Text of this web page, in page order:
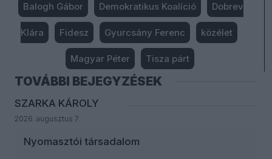
Balogh Gábor Demokratikus Koalíció Dobrev
Klára Fidesz Gyurcsány Ferenc közélet
Magyar Péter Tisza párt
TOVÁBBI BEJEGYZÉSEK
SZARKA KÁROLY
2026. augusztus 7.
Nyomasztói társadalom